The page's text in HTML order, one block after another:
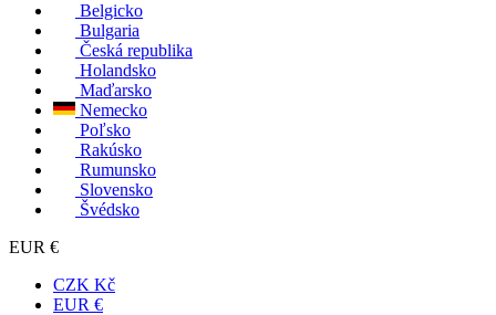
Belgicko
Bulgaria
Česká republika
Holandsko
Maďarsko
Nemecko
Poľsko
Rakúsko
Rumunsko
Slovensko
Švédsko
EUR €
CZK Kč
EUR €